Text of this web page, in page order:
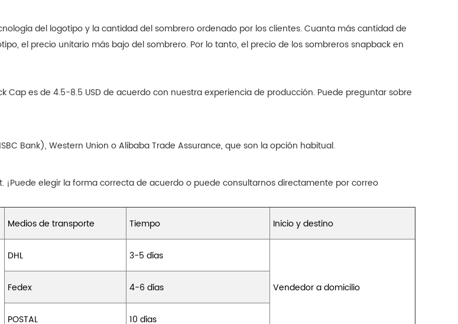
del logotipo y la cantidad del sombrero ordenado por los clientes. Cuanta más cantidad de
el precio unitario más bajo del sombrero. Por lo tanto, el precio de los sombreros snapback en
es de 4.5-8.5 USD de acuerdo con nuestra experiencia de producción. Puede preguntar sobre
Bank), Western Union o Alibaba Trade Assurance, que son la opción habitual.
elegir la forma correcta de acuerdo o puede consultarnos directamente por correo
Medios de transporte Tiempo Inicio y destino
DHL 3-5 días
Vendedor a domicilio
Fedex 4-6 días
POSTAL 10 días